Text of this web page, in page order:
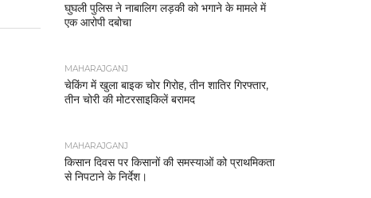
घुघली पुलिस ने नाबालिग लड़की को भगाने के मामले में
एक आरोपी दबोचा
MAHARAJGANJ
चेकिंग में खुला बाइक चोर गिरोह, तीन शातिर गिरफ्तार,
तीन चोरी की मोटरसाइकिलें बरामद
MAHARAJGANJ
किसान दिवस पर किसानों की समस्याओं को प्राथमिकता
से निपटाने के निर्देश।